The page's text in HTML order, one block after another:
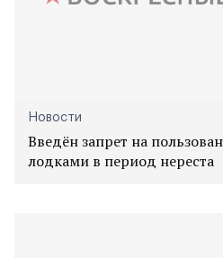
Новости
Введён запрет на
лодками в период нереста